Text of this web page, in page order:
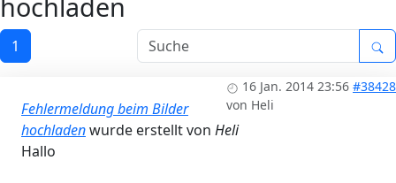
hochladen
1
16 Jan. 2014 23:56 #38428
von Heli
Fehlermeldung beim Bilder
hochladenwurde erstellt von Heli
Hallo